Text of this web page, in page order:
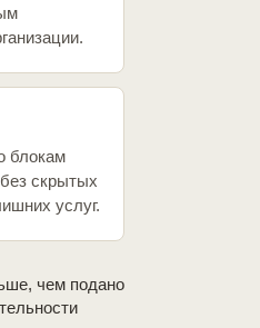
блокам
скрытых
услуг.
чем подано